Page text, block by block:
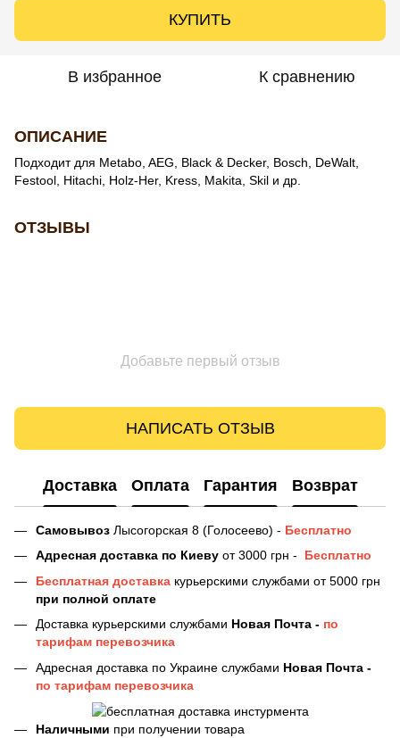
КУПИТЬ
В избранное К сравнению
ОПИСАНИЕ
Подходит для Metabo, AEG, Black & Decker, Bosch, DeWalt,
Festool, Hitachi, Holz-Her, Kress, Makita, Skil и др.
ОТЗЫВЫ
Добавьте первый отзыв
НАПИСАТЬ ОТЗЫВ
Доставка Оплата Гарантия Возврат
Самовывоз Лысогорская 8 (Голосеево) - Бесплатно
Адресная доставка по Киеву от 3000 грн -
Бесплатно
Бесплатная доставка курьерскими службами от 5000 грн
при полной оплате
Доставка курьерскими службами Новая Почта - по
тарифам перевозчика
Адресная доставка по Украине службами Новая Почта -
по тарифам перевозчика
Наличными при получении товара